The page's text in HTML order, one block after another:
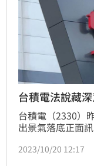
台積電法說藏
台積電（2330）
出景氣落底正面
續的庫存調整抵
2023/10/20 12:17